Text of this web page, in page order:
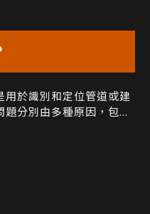
於識別和定位管道或建
分別由多種原因，包...